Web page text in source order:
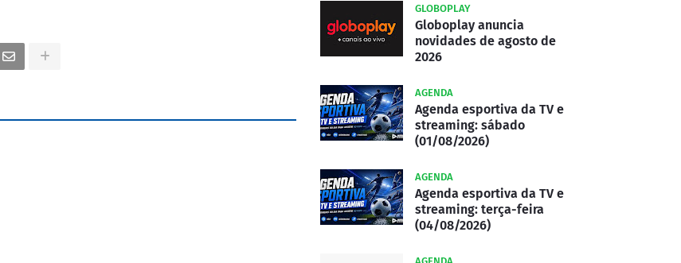
GLOBOPLAY
Globoplay anuncia
novidades de agosto de
2026
AGENDA
Agenda esportiva da TV e
streaming: sábado
(01/08/2026)
AGENDA
Agenda esportiva da TV e
streaming: terça-feira
(04/08/2026)